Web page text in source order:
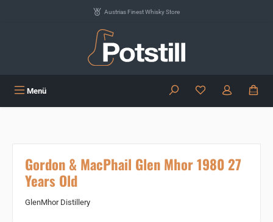
Austrias Finest Whisky Store
Menü Du hast 0
Gordon & MacPhail Glen Mhor 1980 27
Years Old
GlenMhor Distillery